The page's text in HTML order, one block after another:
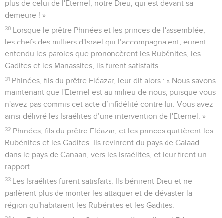
plus de celui de l'Eternel, notre Dieu, qui est devant sa
demeure ! »
30 Lorsque le prêtre Phinées et les princes de l'assemblée,
les chefs des milliers d'Israël qui l’accompagnaient, eurent
entendu les paroles que prononcèrent les Rubénites, les
Gadites et les Manassites, ils furent satisfaits.
31 Phinées, fils du prêtre Eléazar, leur dit alors : « Nous savons
maintenant que l'Eternel est au milieu de nous, puisque vous
n'avez pas commis cet acte d’infidélité contre lui. Vous avez
ainsi délivré les Israélites d’une intervention de l'Eternel. »
32 Phinées, fils du prêtre Eléazar, et les princes quittèrent les
Rubénites et les Gadites. Ils revinrent du pays de Galaad
dans le pays de Canaan, vers les Israélites, et leur firent un
rapport.
33 Les Israélites furent satisfaits. Ils bénirent Dieu et ne
parlèrent plus de monter les attaquer et de dévaster la
région qu'habitaient les Rubénites et les Gadites.